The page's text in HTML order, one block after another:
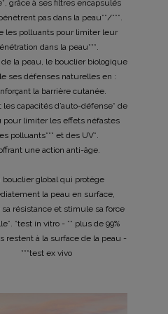
d'un délai
annuler votre
de retour .
un magasin près de
de retour pour cela.
vous.
grâce à ses filtres encapsulés
pas dans la peau**/***.
les polluants pour limiter leur
dans la peau***.
la peau, le bouclier biologique
ses défenses naturelles en :
la barrière cutanée.
les capacités d’auto-défense* de
pour limiter les effets néfastes
polluants*** et des UV*.
une action anti-âge.
bouclier global qui protège
la peau en surface,
sa résistance et stimule sa force
*test in vitro - ** plus de 99%
restent à la surface de la peau -
***test ex vivo